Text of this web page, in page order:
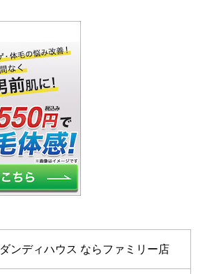
ダンディハウス ならファミリー店